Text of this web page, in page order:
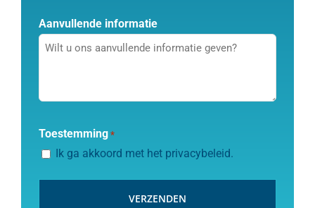
Aanvullende informatie
Toestemming *
Ik ga akkoord met het privacybeleid.